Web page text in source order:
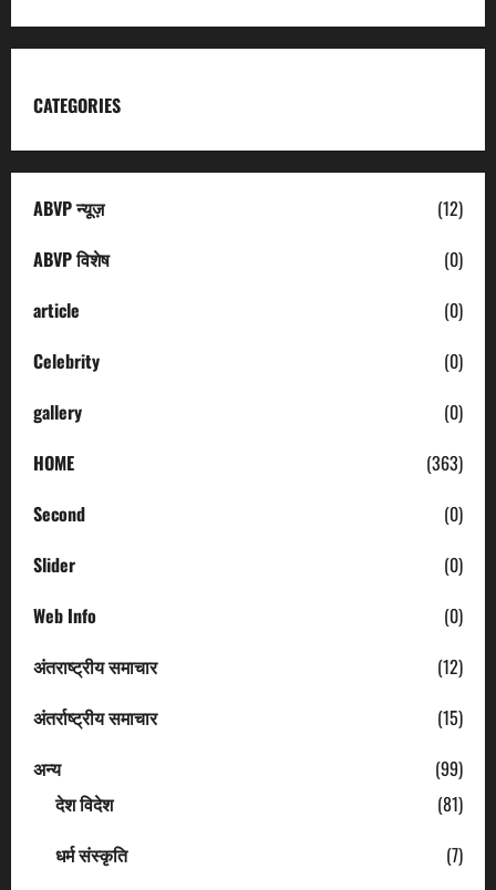
CATEGORIES
ABVP न्यूज़
(12)
ABVP विशेष
(0)
article
(0)
Celebrity
(0)
gallery
(0)
HOME
(363)
Second
(0)
Slider
(0)
Web Info
(0)
अंतराष्ट्रीय समाचार
(12)
अंतर्राष्ट्रीय समाचार
(15)
अन्य
(99)
देश विदेश
(81)
धर्म संस्कृति
(7)